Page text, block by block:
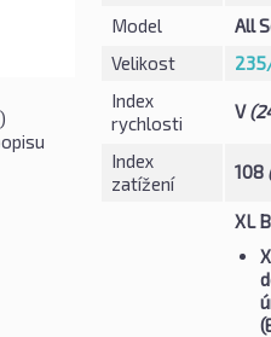
Model
All
Velikost
Index
rychlosti
V
Index
zatížení
108
XL